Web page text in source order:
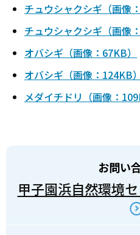
チュウシャクシギ（画像
チュウシャクシギ（画像
オバシギ（画像：67KB）
オバシギ（画像：124KB）
メダイチドリ（画像：
お問い
甲子園浜自然環境